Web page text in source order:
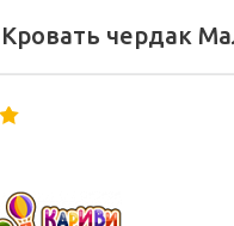
Кровать чердак